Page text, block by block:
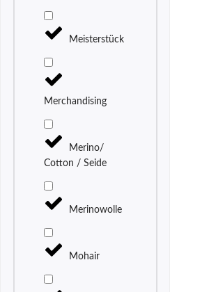
Meisterstück
Merchandising
Merino/
Cotton / Seide
Merinowolle
Mohair